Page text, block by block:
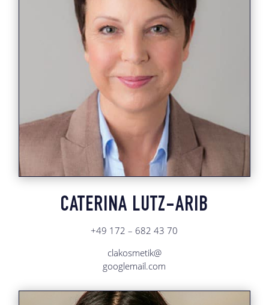
CATERINA LUTZ-ARIB
+49 172 – 682 43 70
clakosmetik@
googlemail.com